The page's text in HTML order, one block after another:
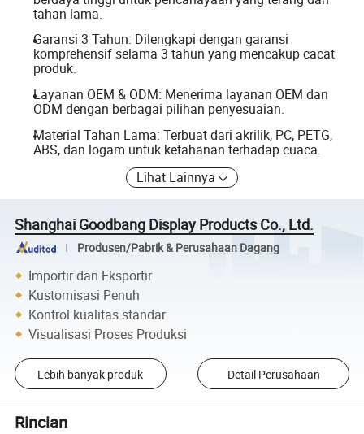
tahan lama.
Garansi 3 Tahun: Dilengkapi dengan garansi
komprehensif selama 3 tahun yang mencakup cacat
produk.
Layanan OEM & ODM: Menerima layanan OEM dan
ODM dengan berbagai pilihan penyesuaian.
Material Tahan Lama: Terbuat dari akrilik, PC, PETG,
ABS, dan logam untuk ketahanan terhadap cuaca.
Lihat Lainnya
Shanghai Goodbang Display Products Co., Ltd.
Produsen/Pabrik & Perusahaan Dagang
Importir dan Eksportir
Kustomisasi Penuh
Kontrol kualitas standar
Visualisasi Proses Produksi
Lebih banyak produk Detail Perusahaan
Rincian